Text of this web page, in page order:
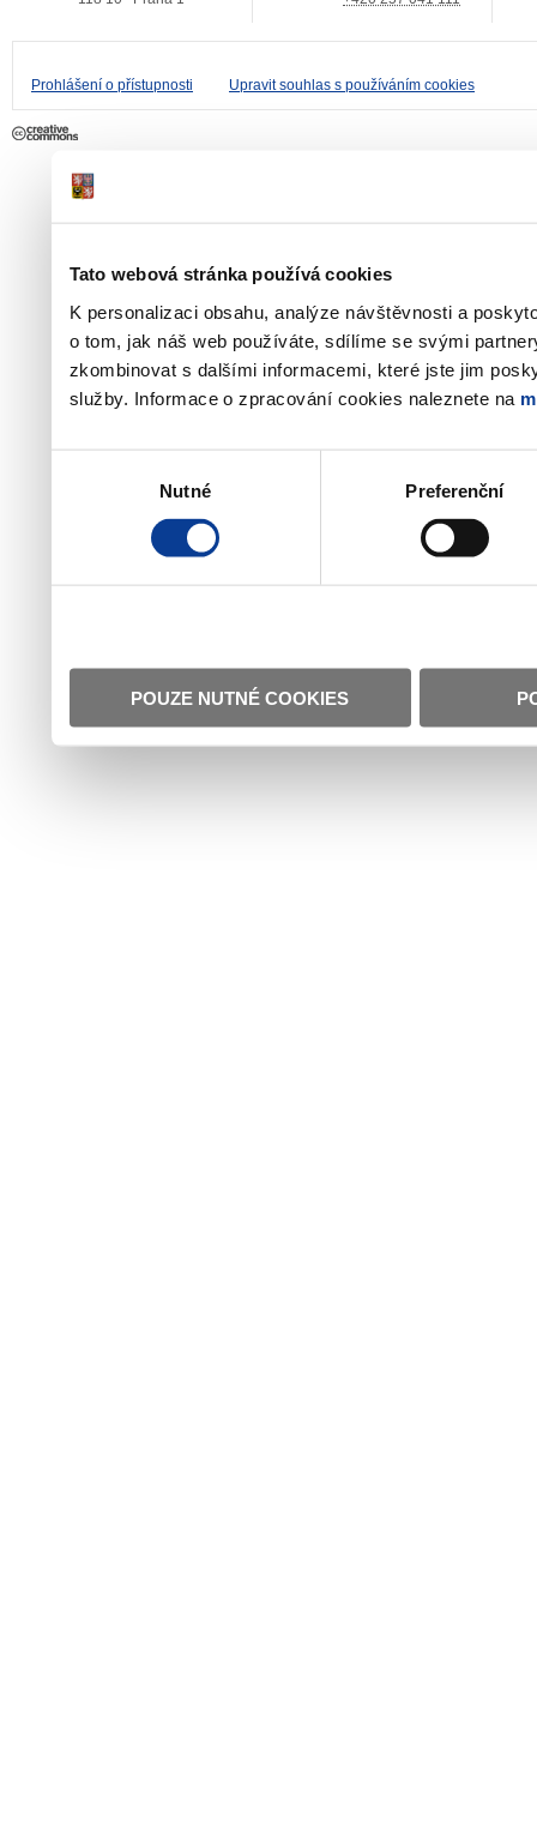
Tato webová stránka používá cookies
K personalizaci obsahu, analýze návštěvnosti a
o tom, jak náš web používáte, sdílíme se svými
zkombinovat s dalšími informacemi, které jste jim
služby. Informace o zpracování cookies naleznete na
Nutné Preferenční
POUZE NUTNÉ COOKIES
Prohlášení o přístupnosti Upravit souhlas s používáním cookies